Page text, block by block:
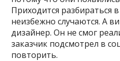
Приходится разбираться
неизбежно случаются. А
дизайнер. Он не смог
заказчик подсмотрел в
повторить.